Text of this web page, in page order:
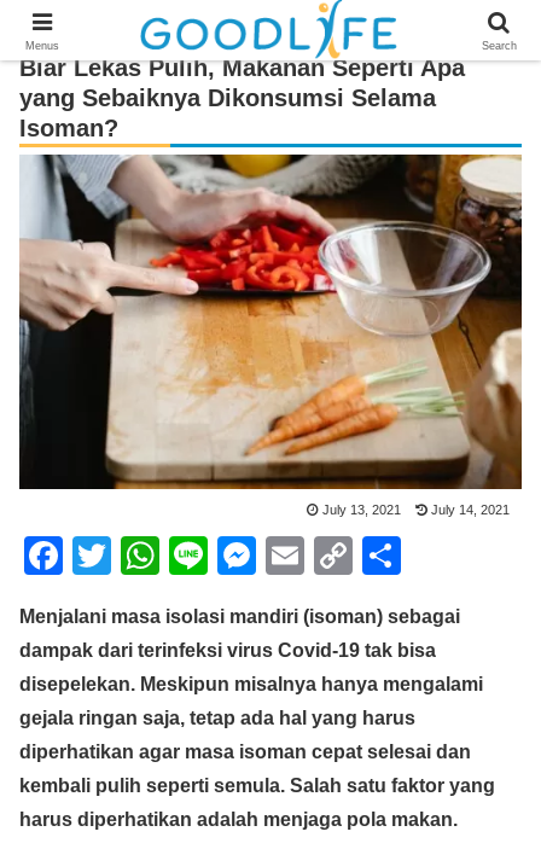
Biar Lekas Pulih, Makanan Seperti Apa
yang Sebaiknya Dikonsumsi Selama
Isoman?
July 13, 2021 July 14, 2021
F
c
e
b
o
o
k
T
tt
er
W
at
s
A
p
p
Li
e
M
ss
e
n
g
er
E
ail
C
p
y
Li
n
k
ar
e
Menjalani masa isolasi mandiri (isoman) sebagai
dampak dari terinfeksi virus Covid-19 tak bisa
disepelekan. Meskipun misalnya hanya mengalami
gejala ringan saja, tetap ada hal yang harus
diperhatikan agar masa isoman cepat selesai dan
kembali pulih seperti semula. Salah satu faktor yang
harus diperhatikan adalah menjaga pola makan.
Menus Search